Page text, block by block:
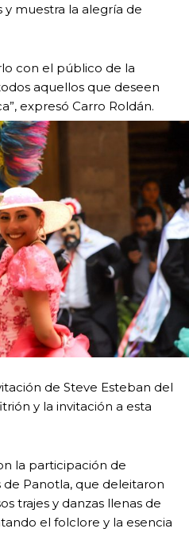
y muestra la alegría de
con el público de la
aquellos que deseen
expresó Carro Roldán.
de Steve Esteban del
y la invitación a esta
la participación de
Panotla, que deleitaron
trajes y danzas llenas de
el folclore y la esencia